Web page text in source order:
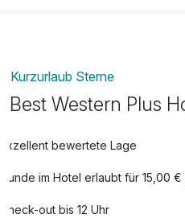
Kurzurlaub Sterne
Best Western Plus
Exzellent bewertete Lage
Hunde im Hotel erlaubt für 15,00
Check-out bis 12 Uhr